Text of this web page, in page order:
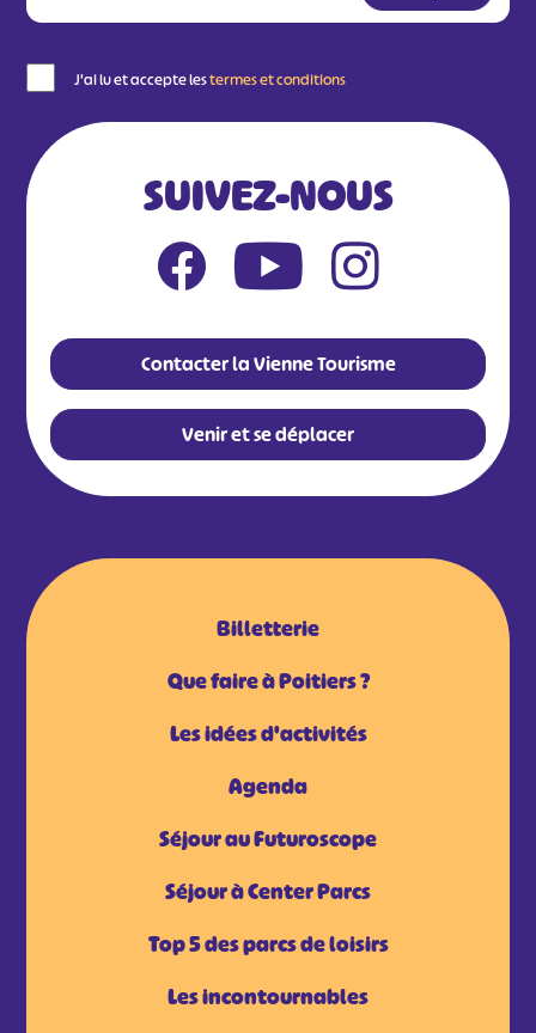
J'ai lu et accepte lestermes et conditions
SUIVEZ-NOUS
Contacter la Vienne Tourisme
Venir et se déplacer
Billetterie
Que faire à Poitiers ?
Les idées d'activités
Agenda
Séjour au Futuroscope
Séjour à Center Parcs
Top 5 des parcs de loisirs
Les incontournables